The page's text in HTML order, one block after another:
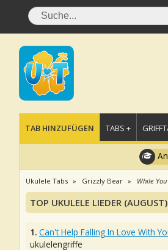
TAB HINZUFÜGEN TABS +
Ukulele Tabs Grizzly Bear While
TOP UKULELE LIEDER (AUGUST)
1. Can't Help Falling In Love With
ukulelengriffe